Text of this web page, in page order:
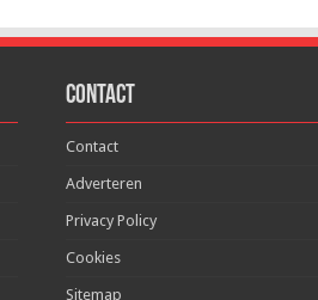
Contact
Contact
Adverteren
Privacy Policy
Cookies
Sitemap